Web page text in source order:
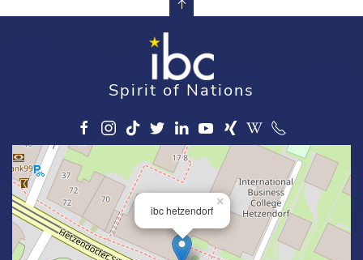
Spirit of Nations
ibc hetzendorf
×